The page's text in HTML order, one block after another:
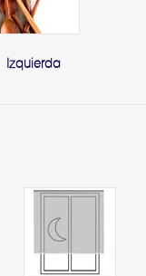
Izquierda